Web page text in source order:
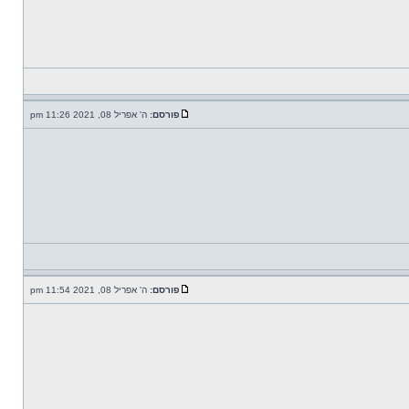
פורסם: ה' אפריל 08, 2021 11:26 pm
פורסם: ה' אפריל 08, 2021 11:54 pm